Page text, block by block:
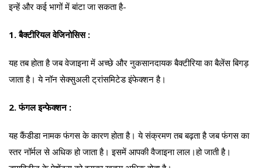
इन्हें और कई भागों में बांटा जा सकता है-
1. बैक्टीरियल वेजिनोसिस :
यह तब होता है जब वेजाइना में अच्छे और नुकसानदायक बैक्टीरिया का बैलेंस बिगड़
जाता है। ये नॉन सेक्सुअली ट्रांसमिटेड इंफेक्शन है।
2. फंगल इन्फेक्शन :
यह कैंडीडा नामक फंगस के कारण होता है। ये संक्रमण तब बढ़ता है जब फंगस का
स्तर नॉर्मल से अधिक हो जाता है। इसमें आपकी वैजाइना लाल।हो जाती है।